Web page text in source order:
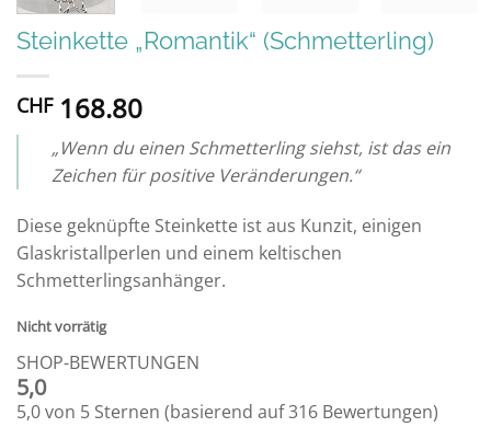
Steinkette „Romantik“ (Schmetterling)
CHF168.80
„Wenn du einen Schmetterling siehst, ist das ein
Zeichen für positive Veränderungen.“
Diese geknüpfte Steinkette ist aus Kunzit, einigen
Glaskristallperlen und einem keltischen
Schmetterlingsanhänger.
Nicht vorrätig
SHOP-BEWERTUNGEN
5,0
5,0 von 5 Sternen (basierend auf 316 Bewertungen)